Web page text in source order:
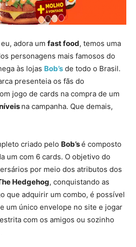
adora um fast food, temos uma
personagens mais famosos do
às lojas Bob’s de todo o Brasil.
presenteia os fãs do
jogo de cards na compra de um
na campanha. Que demais,
criado pelo Bob’sé composto
um com 6 cards. O objetivo do
por meio dos atributos dos
Hedgehog, conquistando as
que adquirir um combo, é possível
um único envelope no site e jogar
com os amigos ou sozinho